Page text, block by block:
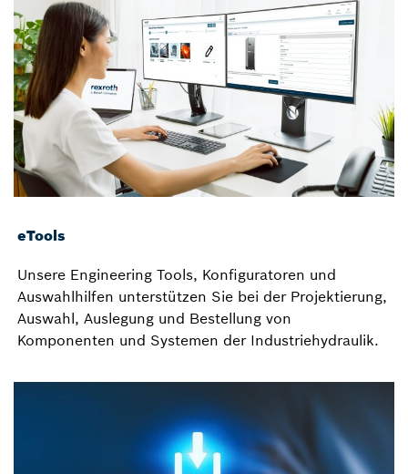
eTools
Unsere Engineering Tools, Konfiguratoren und
Auswahlhilfen unterstützen Sie bei der Projektierung,
Auswahl, Auslegung und Bestellung von
Komponenten und Systemen der Industriehydraulik.